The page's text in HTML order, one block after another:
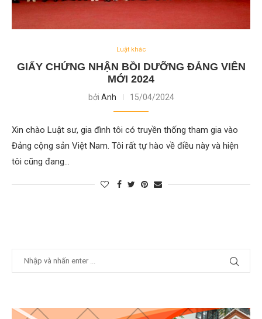
Luật khác
GIẤY CHỨNG NHẬN BỒI DƯỠNG ĐẢNG VIÊN
MỚI 2024
bởi Anh 15/04/2024
Xin chào Luật sư, gia đình tôi có truyền thống tham gia vào
Đảng cộng sản Việt Nam. Tôi rất tự hào về điều này và hiện
tôi cũng đang…